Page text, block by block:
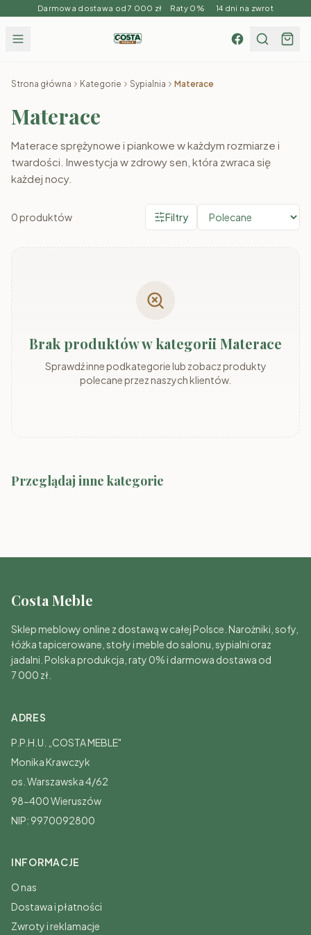
Darmowa dostawa od 7 000 zł Raty 0% 14 dni na zwrot
Strona główna Kategorie Sypialnia Materace
Materace
Materace sprężynowe i piankowe w każdym rozmiarze i
twardości. Inwestycja w zdrowy sen, która zwraca się
każdej nocy.
0produktów Filtry
Brak produktów w kategorii Materace
Sprawdź inne podkategorie lub zobacz produkty
polecane przez naszych klientów.
Przeglądaj inne kategorie
Łóżka
Costa Meble
Sklep meblowy online z dostawą w całej Polsce. Narożniki, sofy,
łóżka tapicerowane, stoły i meble do salonu, sypialni oraz
jadalni. Polska produkcja, raty 0% i darmowa dostawa od
7 000 zł.
ADRES
P.P.H.U. „COSTA MEBLE"
Monika Krawczyk
os. Warszawska 4/62
98-400 Wieruszów
NIP: 9970092800
INFORMACJE
O nas
Dostawa i płatności
Zwroty i reklamacje